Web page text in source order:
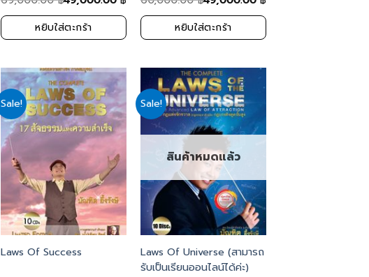
หยิบใส่ตะกร้า
หยิบใส่ตะกร้า
Sale!
Add
to
wishlist
Laws Of Success
Sale!
Add
to
wishlist
สินค้าหมดแล้ว
Laws Of Universe (สามารถ
รับเป็นเรียนออนไลน์ได้ค่ะ)